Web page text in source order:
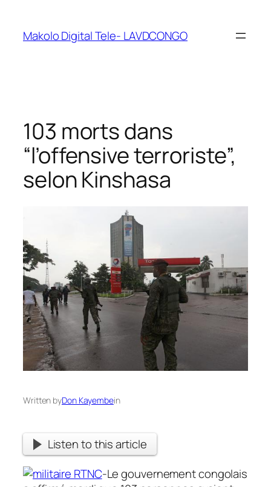
Makolo Digital Tele- LAVDCONGO
103 morts dans
“l’offensive terroriste”,
selon Kinshasa
Written byDon Kayembein
Listen to this article
-Le gouvernement congolais